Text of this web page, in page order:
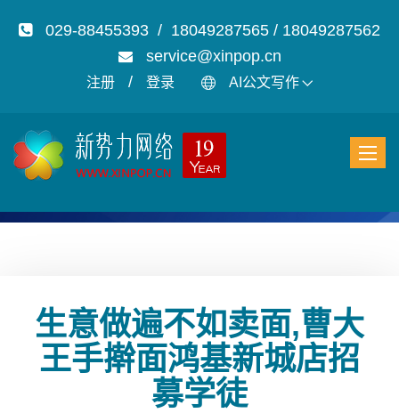
029-88455393 / 18049287565 / 18049287562
service@xinpop.cn
注册 / 登录 AI公文写作
生意做遍不如卖面,曹大
王手擀面鸿基新城店招
募学徒